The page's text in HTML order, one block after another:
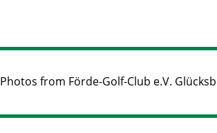
Photos from Förde-Golf-Club e.V.